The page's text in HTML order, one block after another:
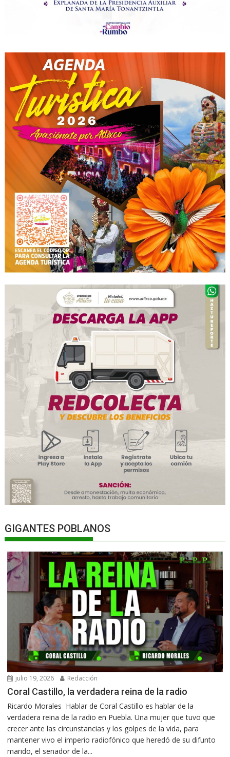
GIGANTES POBLANOS
julio 19, 2026 Redacción
Coral Castillo, la verdadera reina de la radio
Ricardo Morales Hablar de Coral Castillo es hablar de la
verdadera reina de la radio en Puebla. Una mujer que tuvo que
crecer ante las circunstancias y los golpes de la vida, para
mantener vivo el imperio radiofónico que heredó de su difunto
marido, el senador de la...